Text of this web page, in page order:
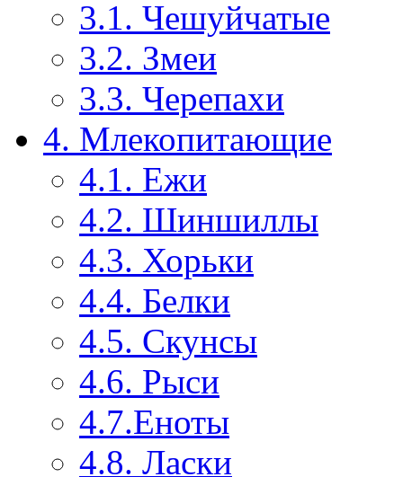
3.1. Чешуйчатые
3.2. Змеи
3.3. Черепахи
4. Млекопитающие
4.1. Ежи
4.2. Шиншиллы
4.3. Хорьки
4.4. Белки
4.5. Скунсы
4.6. Рыси
4.7.Еноты
4.8. Ласки